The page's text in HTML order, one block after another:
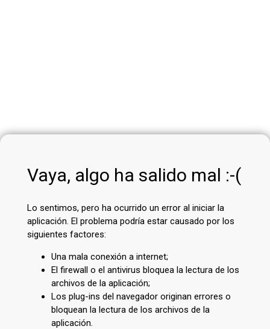
Vaya, algo ha salido mal :-(
Lo sentimos, pero ha ocurrido un error al iniciar la
aplicación. El problema podría estar causado por los
siguientes factores:
Una mala conexión a internet;
El firewall o el antivirus bloquea la lectura de los
archivos de la aplicación;
Los plug-ins del navegador originan errores o
bloquean la lectura de los archivos de la
aplicación.